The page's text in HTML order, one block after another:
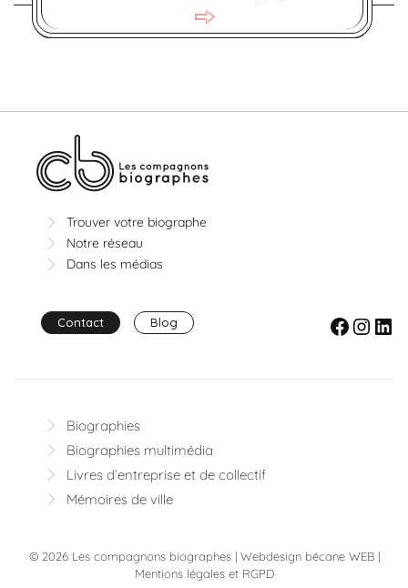
Trouver votre biographe
Notre réseau
Dans les médias
Contact Blog Facebook Instagram LinkedIn
Biographies
Biographies multimédia
Livres d’entreprise et de collectif
Mémoires de ville
© 2026 Les compagnons biographes | Webdesign bécane WEB|
Mentions légales et RGPD